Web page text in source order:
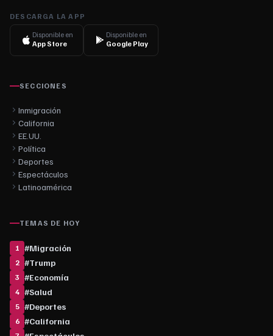
DESCARGA LA APP
Disponible en
App Store
Disponible en
Google Play
SECCIONES
Inmigración
California
EE.UU.
Política
Deportes
Espectáculos
Latinoamérica
TEMAS DE HOY
1 #Migración
2 #Trump
3 #Economía
4 #Salud
5 #Deportes
6 #California